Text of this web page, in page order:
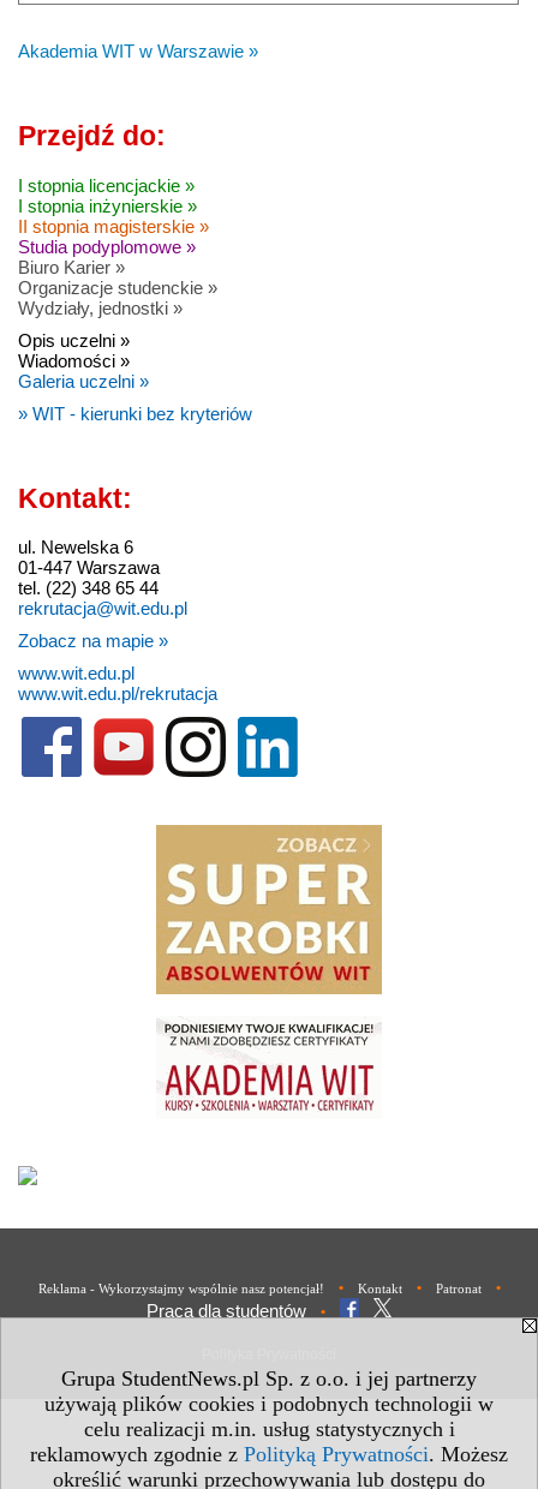
Grupa StudentNews.pl Sp. z o.o. i jej partnerzy
używają plików cookies i podobnych technologii w
celu realizacji m.in. usług statystycznych i
reklamowych zgodnie z Polityką Prywatności. Możesz
określić warunki przechowywania lub dostępu do
Akademia WIT w Warszawie »
Przejdź do:
I stopnia licencjackie »
I stopnia inżynierskie »
II stopnia magisterskie »
Studia podyplomowe »
Biuro Karier »
Organizacje studenckie »
Wydziały, jednostki »
Opis uczelni »
Wiadomości »
Galeria uczelni »
» WIT - kierunki bez kryteriów
Kontakt:
ul. Newelska 6
01-447 Warszawa
tel. (22) 348 65 44
rekrutacja@wit.edu.pl
Zobacz na mapie »
www.wit.edu.pl
www.wit.edu.pl/rekrutacja
Reklama - Wykorzystajmy wspólnie nasz potencjał! • Kontakt • Patronat •
Praca dla studentów •